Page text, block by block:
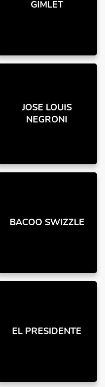
GIMLET
JOSE LOUIS
NEGRONI
BACOO SWIZZLE
EL PRESIDENTE